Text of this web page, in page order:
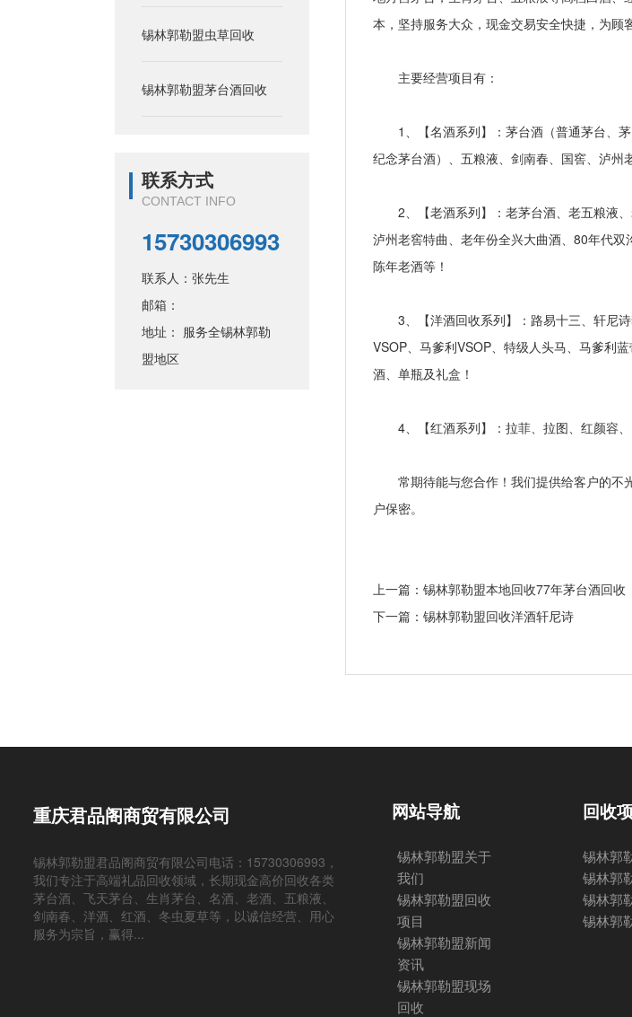
锡林郭勒盟虫草回收
锡林郭勒盟茅台酒回收
联系方式
CONTACT INFO
15730306993
联系人：张先生
邮箱：
地址： 服务全锡林郭勒
盟地区
本，坚持服务大众，现金交易安全快捷，为顾
主要经营项目有：
1、【名酒系列】：茅台酒（普通茅台、茅
纪念茅台酒）、五粮液、剑南春、国窖、泸州
2、【老酒系列】：老茅台酒、老五粮液、
泸州老窖特曲、老年份全兴大曲酒、80年代
陈年老酒等！
3、【洋酒回收系列】：路易十三、轩尼诗
VSOP、马爹利VSOP、特级人头马、马爹利
酒、单瓶及礼盒！
4、【红酒系列】：拉菲、拉图、红颜容、
常期待能与您合作！我们提供给客户的不
户保密。
上一篇：锡林郭勒盟本地回收77年茅台酒回收
下一篇：锡林郭勒盟回收洋酒轩尼诗
重庆君品阁商贸有限公司
锡林郭勒盟君品阁商贸有限公司电话：15730306993，
我们专注于高端礼品回收领域，长期现金高价回收各类
茅台酒、飞天茅台、生肖茅台、名酒、老酒、五粮液、
剑南春、洋酒、红酒、冬虫夏草等，以诚信经营、用心
服务为宗旨，赢得...
网站导航
锡林郭勒盟关于
我们
锡林郭勒盟回收
项目
锡林郭勒盟新闻
资讯
锡林郭勒盟现场
回收
回收
锡林郭
锡林郭
锡林郭
锡林郭